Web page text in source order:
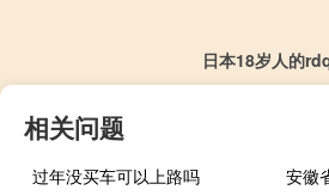
日本18岁人的
相关问题
过年没买车可以上路吗